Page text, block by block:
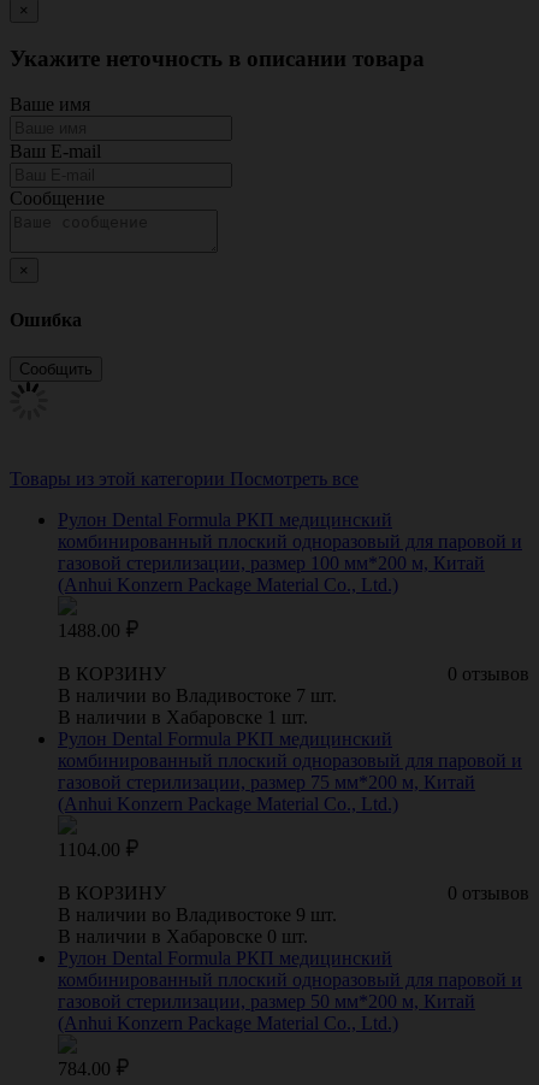
×
Укажите неточность в описании товара
Ваше имя
Ваш E-mail
Сообщение
×
Ошибка
Товары из этой категории Посмотреть все
Рулон Dental Formula РКП медицинский
комбинированный плоский одноразовый для паровой и
газовой стерилизации, размер 100 мм*200 м, Китай
(Anhui Konzern Package Material Co., Ltd.)
1488.00
0 отзывов
В КОРЗИНУ
В наличии во Владивостоке 7 шт.
В наличии в Хабаровске 1 шт.
Рулон Dental Formula РКП медицинский
комбинированный плоский одноразовый для паровой и
газовой стерилизации, размер 75 мм*200 м, Китай
(Anhui Konzern Package Material Co., Ltd.)
1104.00
0 отзывов
В КОРЗИНУ
В наличии во Владивостоке 9 шт.
В наличии в Хабаровске 0 шт.
Рулон Dental Formula РКП медицинский
комбинированный плоский одноразовый для паровой и
газовой стерилизации, размер 50 мм*200 м, Китай
(Anhui Konzern Package Material Co., Ltd.)
784.00